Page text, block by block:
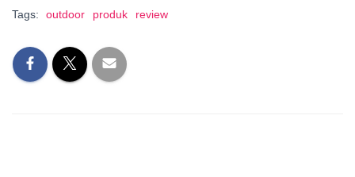
Tags: outdoor produk review